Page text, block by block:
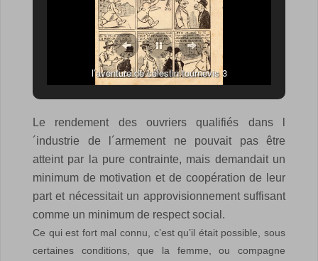
l’aventure de célestin tournevis 3
Le rendement des ouvriers qualifiés dans l
´industrie de l´armement ne pouvait pas être
atteint par la pure contrainte, mais demandait un
minimum de motivation et de coopération de leur
part et nécessitait un approvisionnement suffisant
comme un minimum de respect social.
Ce qui est fort mal connu, c’est qu’il était possible, sous
certaines conditions, que la femme, ou compagne